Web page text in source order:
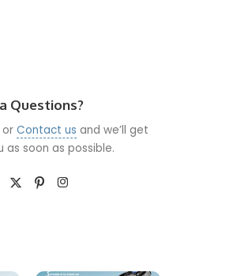
Questions?
orContact us and we’ll get
as soon as possible.